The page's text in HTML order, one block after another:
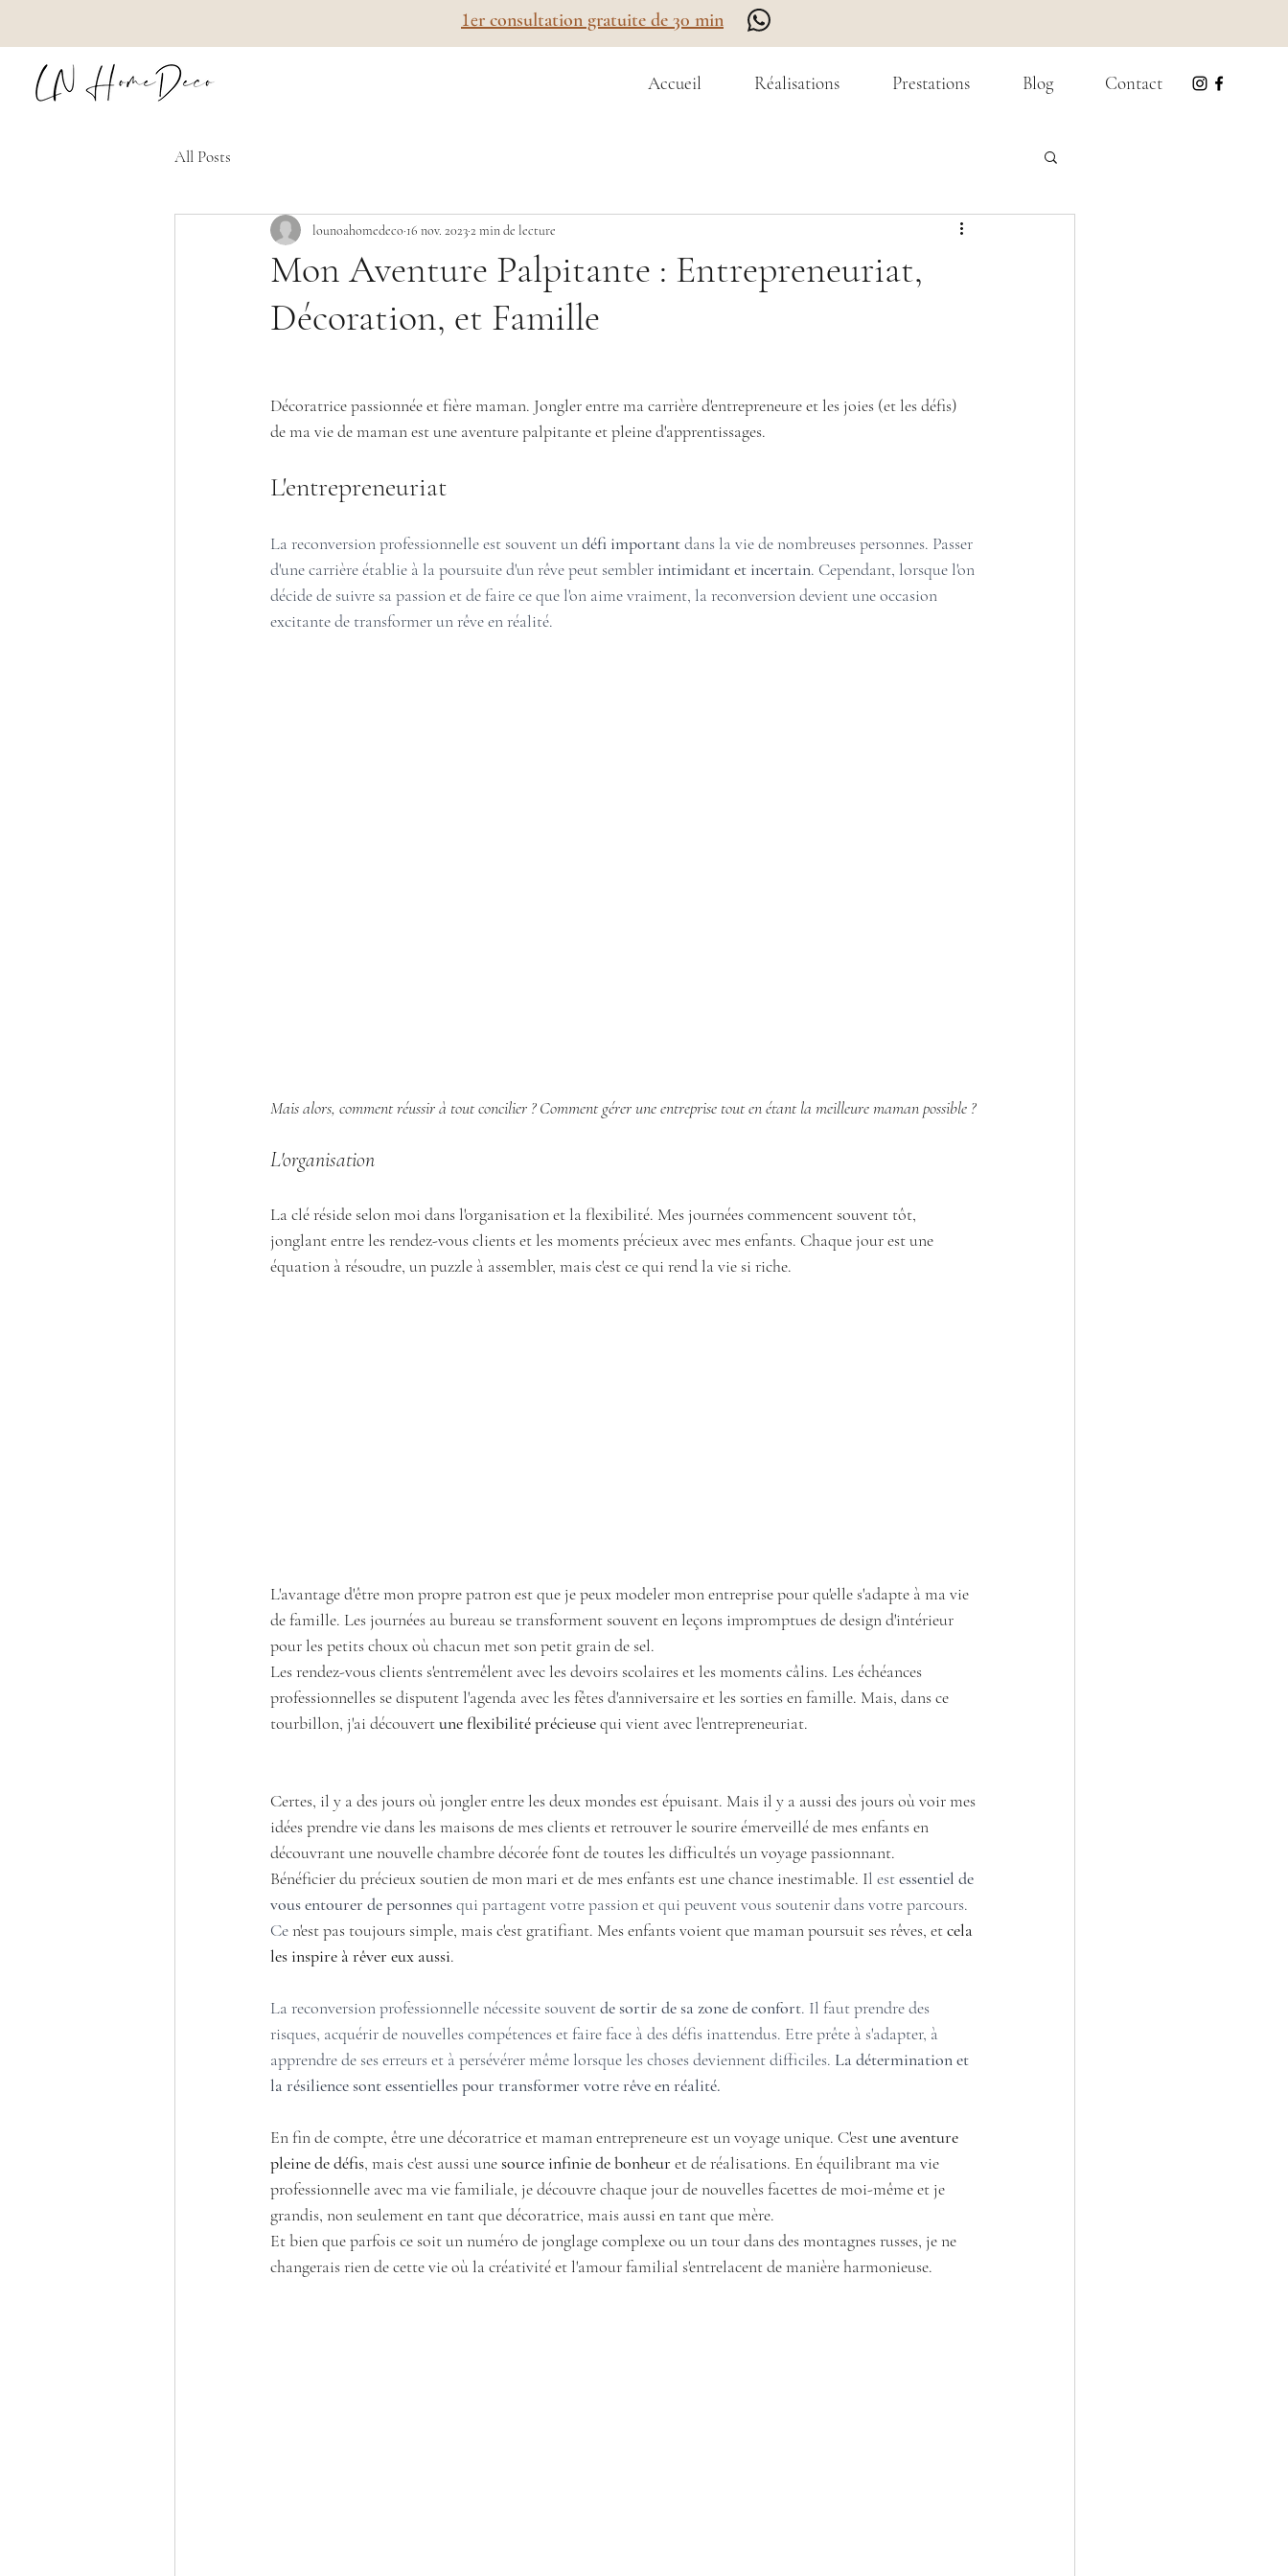
1er consultation gratuite de 30 min
Accueil Réalisations Prestations Blog Contact
All Posts
Mon Aventure Palpitante : Entrepreneuriat,
Décoration, et Famille
lounoahomedeco 16 nov. 20232 min de lecture
Décoratrice passionnée et fière maman. Jongler entre ma carrière d'entrepreneure et les joies (et les défis)
de ma vie de maman est une aventure palpitante et pleine d'apprentissages.
L'entrepreneuriat
La reconversion professionnelle est souvent un défi important dans la vie de nombreuses personnes. Passer
d'une carrière établie à la poursuite d'un rêve peut sembler intimidant et incertain. Cependant, lorsque l'on
décide de suivre sa passion et de faire ce que l'on aime vraiment, la reconversion devient une occasion
excitante de transformer un rêve en réalité.
Mais alors, comment réussir à tout concilier ? Comment gérer une entreprise tout en étant la meilleure maman possible ?
L'organisation
La clé réside selon moi dans l'organisation et la flexibilité. Mes journées commencent souvent tôt,
jonglant entre les rendez-vous clients et les moments précieux avec mes enfants. Chaque jour est une
équation à résoudre, un puzzle à assembler, mais c'est ce qui rend la vie si riche.
L'avantage d'être mon propre patron est que je peux modeler mon entreprise pour qu'elle s'adapte à ma vie
de famille. Les journées au bureau se transforment souvent en leçons impromptues de design d'intérieur
pour les petits choux où chacun met son petit grain de sel.
Les rendez-vous clients s'entremêlent avec les devoirs scolaires et les moments câlins. Les échéances
professionnelles se disputent l'agenda avec les fêtes d'anniversaire et les sorties en famille. Mais, dans ce
tourbillon, j'ai découvert une flexibilité précieuse qui vient avec l'entrepreneuriat.
Certes, il y a des jours où jongler entre les deux mondes est épuisant. Mais il y a aussi des jours où voir mes
idées prendre vie dans les maisons de mes clients et retrouver le sourire émerveillé de mes enfants en
découvrant une nouvelle chambre décorée font de toutes les difficultés un voyage passionnant.
Bénéficier du précieux soutien de mon mari et de mes enfants est une chance inestimable. Il est essentiel de
vous entourer de personnes qui partagent votre passion et qui peuvent vous soutenir dans votre parcours.
Ce n'est pas toujours simple, mais c'est gratifiant. Mes enfants voient que maman poursuit ses rêves, et cela
les inspire à rêver eux aussi.
La reconversion professionnelle nécessite souvent de sortir de sa zone de confort. Il faut prendre des
risques, acquérir de nouvelles compétences et faire face à des défis inattendus. Etre prête à s'adapter, à
apprendre de ses erreurs et à persévérer même lorsque les choses deviennent difficiles. La détermination et
la résilience sont essentielles pour transformer votre rêve en réalité.
En fin de compte, être une décoratrice et maman entrepreneure est un voyage unique. C'est une aventure
pleine de défis, mais c'est aussi une source infinie de bonheur et de réalisations. En équilibrant ma vie
professionnelle avec ma vie familiale, je découvre chaque jour de nouvelles facettes de moi-même et je
grandis, non seulement en tant que décoratrice, mais aussi en tant que mère.
Et bien que parfois ce soit un numéro de jonglage complexe ou un tour dans des montagnes russes, je ne
changerais rien de cette vie où la créativité et l'amour familial s'entrelacent de manière harmonieuse.